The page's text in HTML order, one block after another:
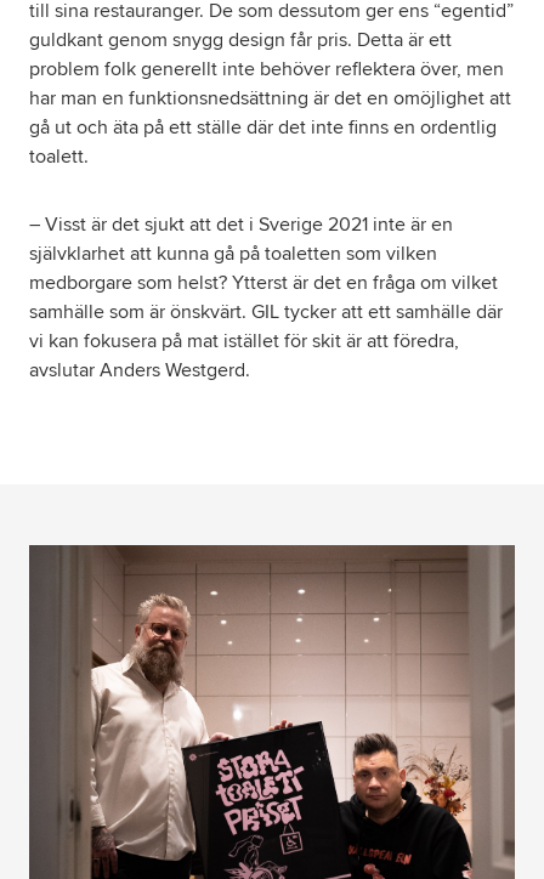
till sina restauranger. De som dessutom ger ens “egentid”
guldkant genom snygg design får pris. Detta är ett
problem folk generellt inte behöver reflektera över, men
har man en funktionsnedsättning är det en omöjlighet att
gå ut och äta på ett ställe där det inte finns en ordentlig
toalett.
– Visst är det sjukt att det i Sverige 2021 inte är en
självklarhet att kunna gå på toaletten som vilken
medborgare som helst? Ytterst är det en fråga om vilket
samhälle som är önskvärt. GIL tycker att ett samhälle där
vi kan fokusera på mat istället för skit är att föredra,
avslutar Anders Westgerd.